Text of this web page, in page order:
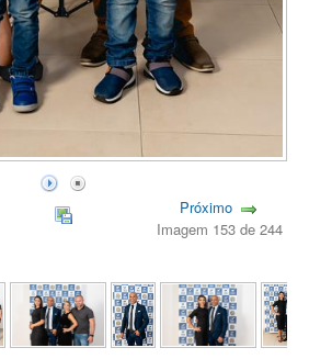
Próximo
Imagem 153 de 244